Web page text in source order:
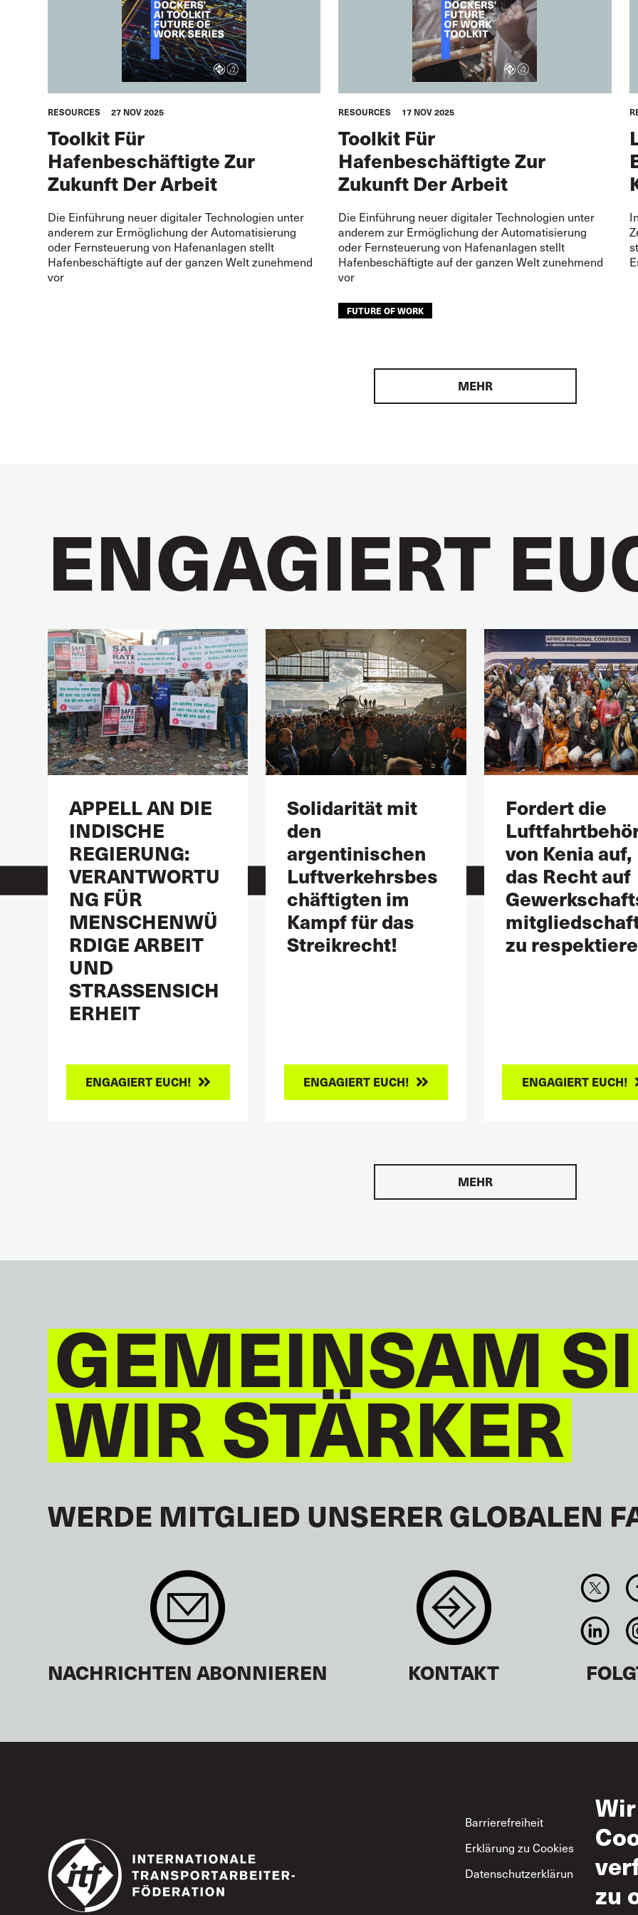
RESOURCES 27 NOV 2025
Toolkit Für
Hafenbeschäftigte Zur
Zukunft Der Arbeit
Die Einführung neuer digitaler Technologien unter
anderem zur Ermöglichung der Automatisierung
oder Fernsteuerung von Hafenanlagen stellt
Hafenbeschäftigte auf der ganzen Welt zunehmend
vor
RESOURCES 17 NOV 2025
Toolkit Für
Hafenbeschäftigte Zur
Zukunft Der Arbeit
Die Einführung neuer digitaler Technologien unter
anderem zur Ermöglichung der Automatisierung
oder Fernsteuerung von Hafenanlagen stellt
Hafenbeschäftigte auf der ganzen Welt zunehmend
vor
FUTURE OF WORK
MEHR
ENGAGIERT
APPELL AN DIE
INDISCHE
REGIERUNG:
VERANTWORTU
NG FÜR
MENSCHENWÜ
RDIGE ARBEIT
UND
STRASSENSICH
ERHEIT
ENGAGIERT EUCH!
Solidarität mit
den
argentinischen
Luftverkehrsbes
chäftigten im
Kampf für das
Streikrecht!
ENGAGIERT EUCH!
Fordert die
von Kenia auf,
das Recht auf
zu
ENGAGIERT EUCH!
MEHR
GEMEINSAM
WIR STÄRKER
WERDE MITGLIED UNSERER GLOBALEN
NACHRICHTEN ABONNIEREN KONTAKT
Footer
Barrierefreiheit
Erklärung zu Cookies
Datenschutzerklärung
ITF-
zu